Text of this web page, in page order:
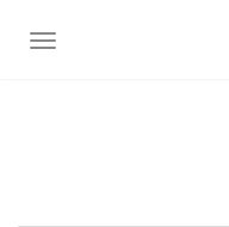
SCHALTE NAVIGATION